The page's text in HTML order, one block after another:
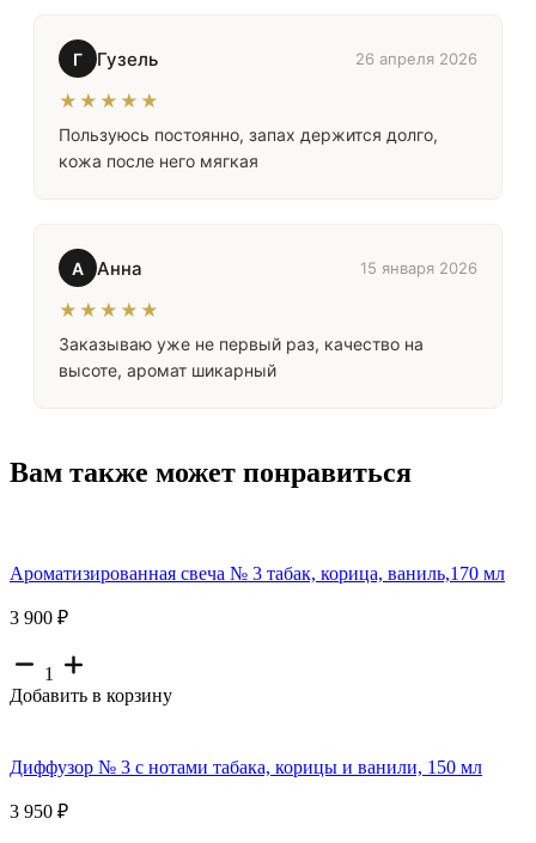
Г Гузель 26 апреля 2026
★★★★★
Пользуюсь постоянно, запах держится долго,
кожа после него мягкая
А Анна 15 января 2026
★★★★★
Заказываю уже не первый раз, качество на
высоте, аромат шикарный
Вам также может понравиться
Ароматизированная свеча № 3 табак, корица, ваниль,170 мл
3 900 ₽
1
Добавить в корзину
Диффузор № 3 с нотами табака, корицы и ванили, 150 мл
3 950 ₽